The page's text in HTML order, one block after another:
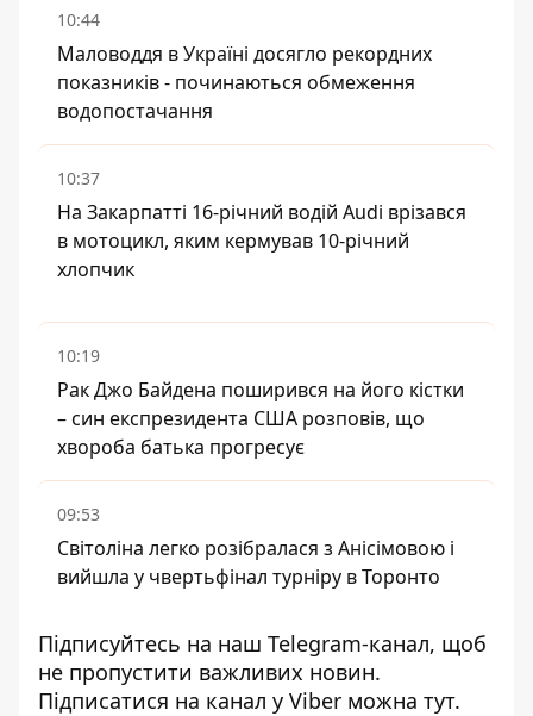
10:44
Маловоддя в Україні досягло рекордних
показників - починаються обмеження
водопостачання
10:37
На Закарпатті 16-річний водій Audi врізався
в мотоцикл, яким кермував 10-річний
хлопчик
10:19
Рак Джо Байдена поширився на його кістки
– син експрезидента США розповів, що
хвороба батька прогресує
09:53
Світоліна легко розібралася з Анісімовою і
вийшла у чвертьфінал турніру в Торонто
Підписуйтесь на наш Telegram-канал, щоб
не пропустити важливих новин.
Підписатися на канал у Viber можна тут.